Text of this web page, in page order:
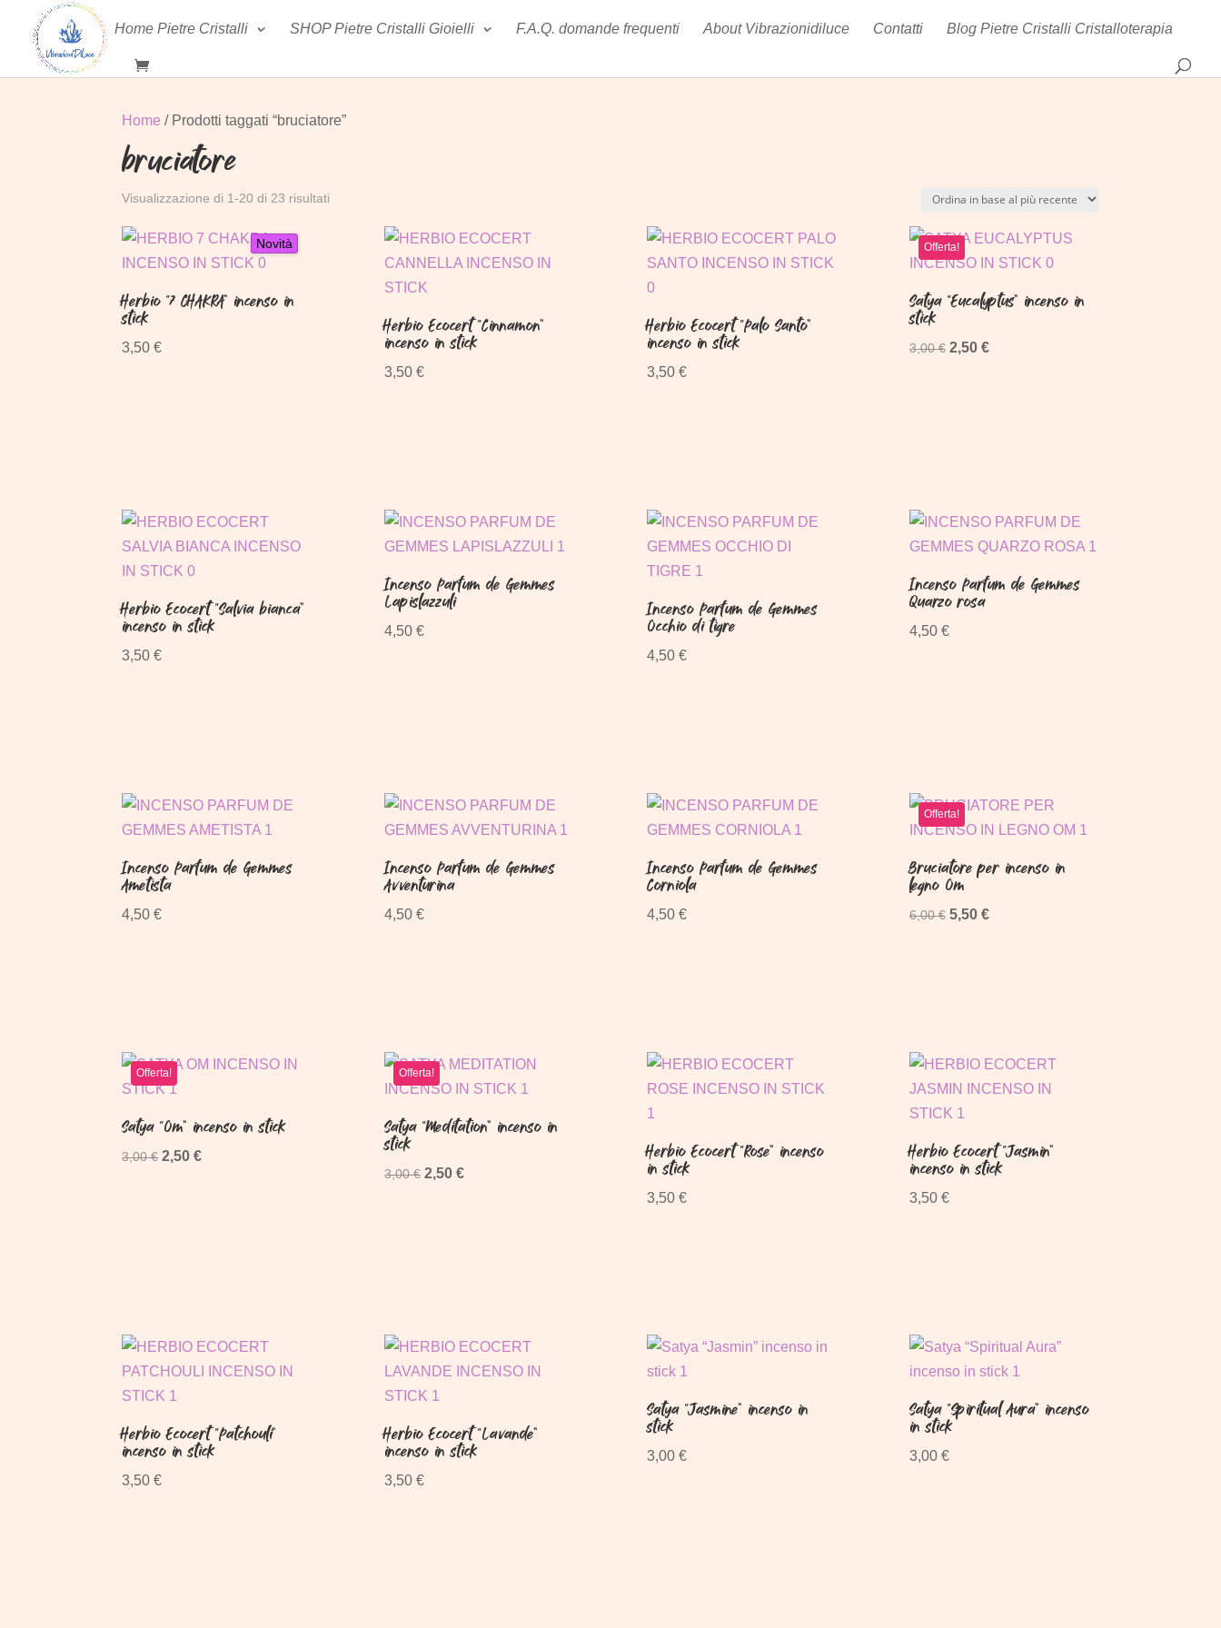
Home Pietre Cristalli SHOP Pietre Cristalli Gioielli F.A.Q. domande frequenti About Vibrazionidiluce Contatti Blog Pietre Cristalli Cristalloterapia
search
Home / Prodotti taggati “bruciatore”
bruciatore
Visualizzazione di 1-20 di 23 risultati
Novità
Herbio “7 CHAKRA” incenso in
stick
3,50€
Herbio Ecocert “Cinnamon”
incenso in stick
3,50€
Herbio Ecocert “Palo Santo”
incenso in stick
3,50 €
Offerta!
Satya “Eucalyptus” incenso in
stick
3,00€ Il
2,50 €Il
Herbio Ecocert “Salvia bianca”
incenso in stick
3,50€
Incenso Parfum de Gemmes
Lapislazzuli
4,50€
Incenso Parfum de Gemmes
Occhio di tigre
4,50 €
Incenso Parfum de Gemmes
Quarzo rosa
4,50 €
Incenso Parfum de Gemmes
Ametista
4,50€
Incenso Parfum de Gemmes
Avventurina
4,50€
Incenso Parfum de Gemmes
Corniola
4,50 €
Offerta!
Bruciatore per incenso in
legno Om
6,00€ Il
5,50 €Il
Offerta!
Satya “Om” incenso in stick
3,00€ Il
2,50€Il
Offerta!
Satya “Meditation” incenso in
stick
3,00€ Il
2,50€Il
Herbio Ecocert “Rose” incenso
in stick
3,50 €
Herbio Ecocert “Jasmin”
incenso in stick
3,50 €
Herbio Ecocert “Patchouli”
incenso in stick
3,50€
Herbio Ecocert “Lavande”
incenso in stick
3,50€
Satya “Jasmine” incenso in
stick
3,00 €
Satya “Spiritual Aura” incenso
in stick
3,00 €